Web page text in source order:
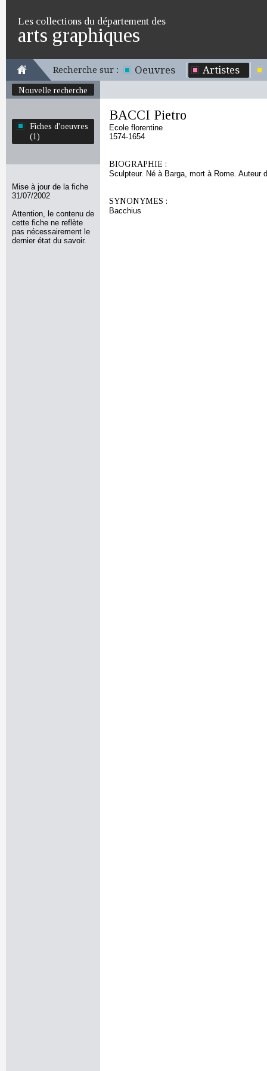
Les collections du département des
arts graphiques
Recherche sur : Oeuvres Artistes
Nouvelle recherche
Fiches d'oeuvres
(1)
Mise à jour de la fiche
31/07/2002
Attention, le contenu de
cette fiche ne reflète
pas nécessairement le
dernier état du savoir.
BACCI Pietro
Ecole florentine
1574-1654
BIOGRAPHIE :
Sculpteur. Né à Barga, mort à Rome. Auteur
SYNONYMES :
Bacchius